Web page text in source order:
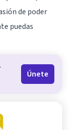
de poder
puedas
Únete